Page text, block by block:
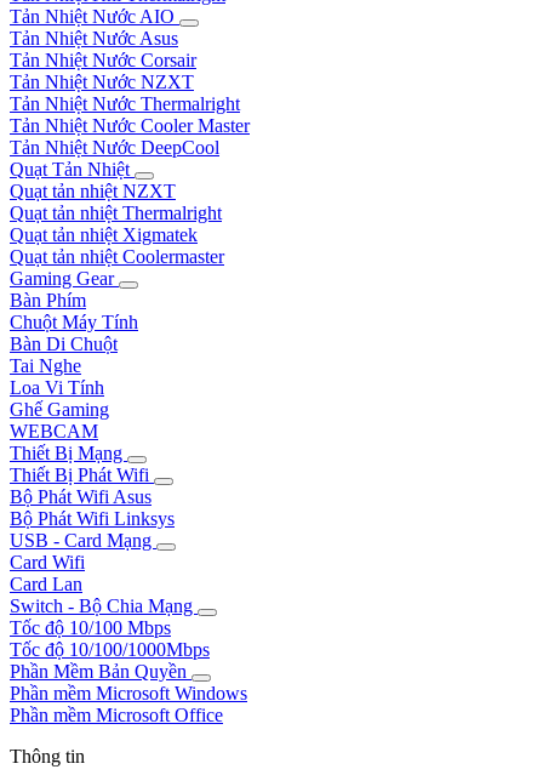
Tản Nhiệt Nước AIO
Tản Nhiệt Nước Asus
Tản Nhiệt Nước Corsair
Tản Nhiệt Nước NZXT
Tản Nhiệt Nước Thermalright
Tản Nhiệt Nước Cooler Master
Tản Nhiệt Nước DeepCool
Quạt Tản Nhiệt
Quạt tản nhiệt NZXT
Quạt tản nhiệt Thermalright
Quạt tản nhiệt Xigmatek
Quạt tản nhiệt Coolermaster
Gaming Gear
Bàn Phím
Chuột Máy Tính
Bàn Di Chuột
Tai Nghe
Loa Vi Tính
Ghế Gaming
WEBCAM
Thiết Bị Mạng
Thiết Bị Phát Wifi
Bộ Phát Wifi Asus
Bộ Phát Wifi Linksys
USB - Card Mạng
Card Wifi
Card Lan
Switch - Bộ Chia Mạng
Tốc độ 10/100 Mbps
Tốc độ 10/100/1000Mbps
Phần Mềm Bản Quyền
Phần mềm Microsoft Windows
Phần mềm Microsoft Office
Thông tin